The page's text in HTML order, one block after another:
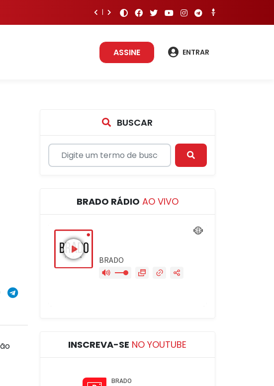
ASSINE ENTRAR
BUSCAR
BRADO RÁDIO AO VIVO
INSCREVA-SE NO YOUTUBE